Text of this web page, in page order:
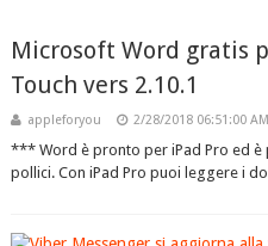
Microsoft Word gratis
Touch vers 2.10.1
appleforyou 2/28/2018 06:51:00 AM
*** Word è pronto per iPad Pro ed è
pollici. Con iPad Pro puoi leggere i